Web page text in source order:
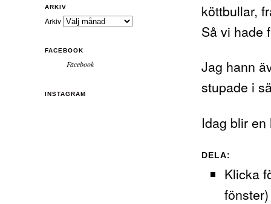
köttbullar,
Så vi hade
Jag hann
stupade i
Idag blir
DELA:
Klicka
fönster)
ARKIV
Arkiv
FACEBOOK
Facebook
INSTAGRAM